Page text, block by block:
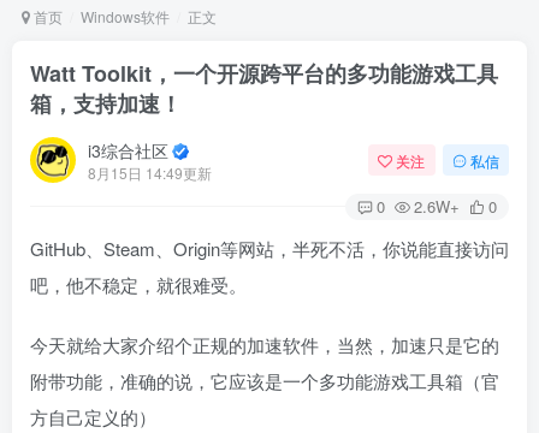
首页 Windows软件 正文
Watt Toolkit，一个开源跨平台的多功能游戏工具
箱，支持加速！
i3综合社区
8月15日 14:49更新
关注 私信
0 2.6W+ 0
GitHub、Steam、Origin等网站，半死不活，你说能直接访问
吧，他不稳定，就很难受。
今天就给大家介绍个正规的加速软件，当然，加速只是它的
附带功能，准确的说，它应该是一个多功能游戏工具箱（官
方自己定义的）